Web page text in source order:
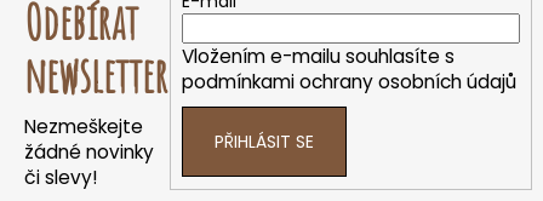
c
í
p
r
v
k
y
n
Odebírat
newsletter
Nezmeškejte
žádné novinky
či slevy!
Vložením e-mailu souhlasíte s
podmínkami ochrany osobních údajů
PŘIHLÁSIT SE